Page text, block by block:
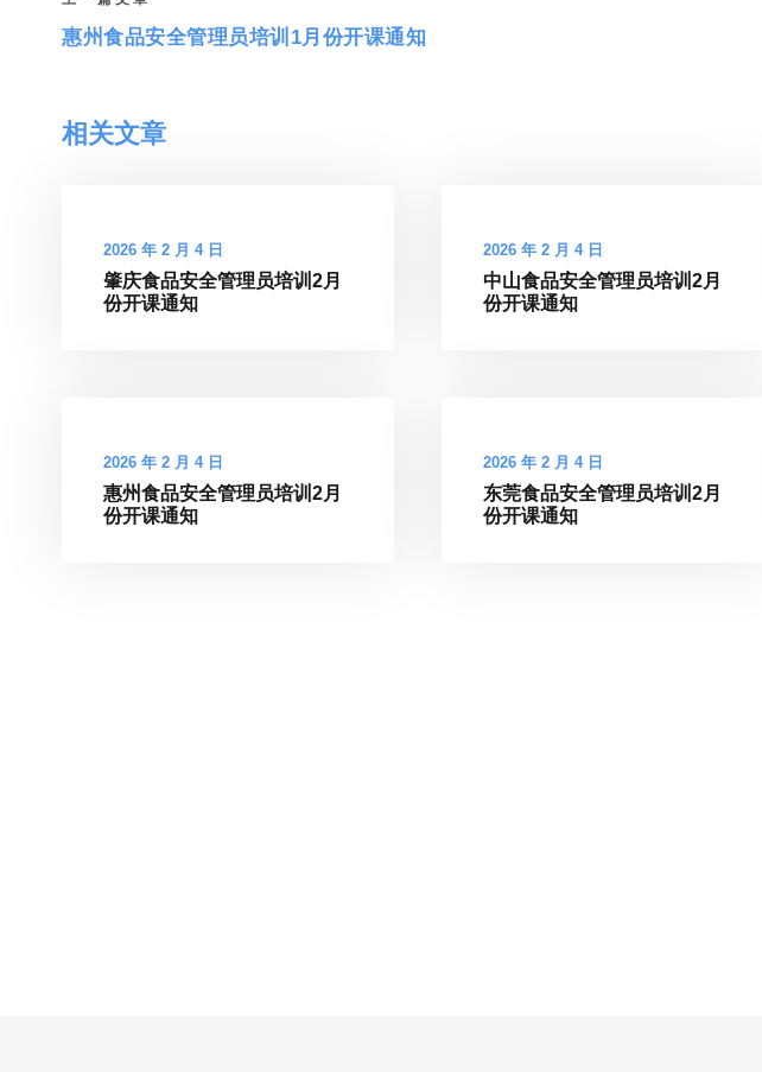
惠州食品安全管理员培训1月份开课通知
相关文章
2026 年 2 月 4 日
肇庆食品安全管理员培训2月
份开课通知
2026 年 2 月 4 日
中山食品安全管理员培训2月
份开课通知
2026 年 2 月 4 日
惠州食品安全管理员培训2月
份开课通知
2026 年 2 月 4 日
东莞食品安全管理员培训2月
份开课通知